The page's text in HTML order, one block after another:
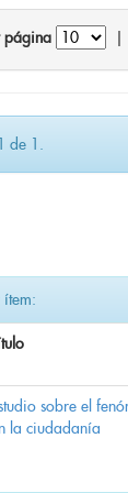
página
de 1.
ítem:
sobre el
la ciudadanía